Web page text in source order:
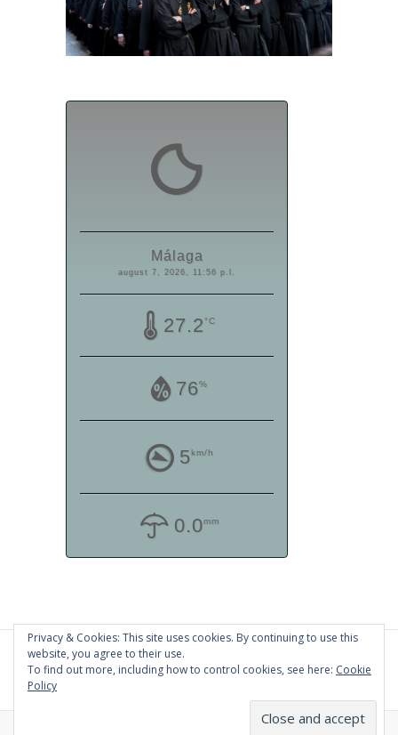
Málaga
august 7, 2026, 11:56 p.l.
27.2°C
76%
5km/h
0.0mm
Privacy & Cookies: This site uses cookies. By continuing to use this
website, you agree to their use.
To find out more, including how to control cookies, see here: Cookie
Policy